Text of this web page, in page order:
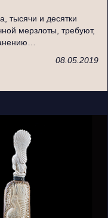
тысячи и десятки
мерзлоты, требуют,
08.05.2019